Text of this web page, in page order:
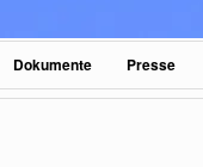
Dokumente Presse